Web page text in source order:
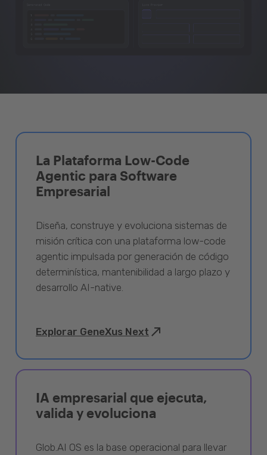
La Plataforma Low-Code
Agentic para Software
Empresarial
Diseña, construye y evoluciona sistemas de
misión crítica con una plataforma low-code
agentic impulsada por generación de código
determinística, mantenibilidad a largo plazo y
desarrollo AI-native.
Explorar GeneXus Next
IA empresarial que ejecuta,
valida y evoluciona
Glob.AI OS es la base operacional para llevar